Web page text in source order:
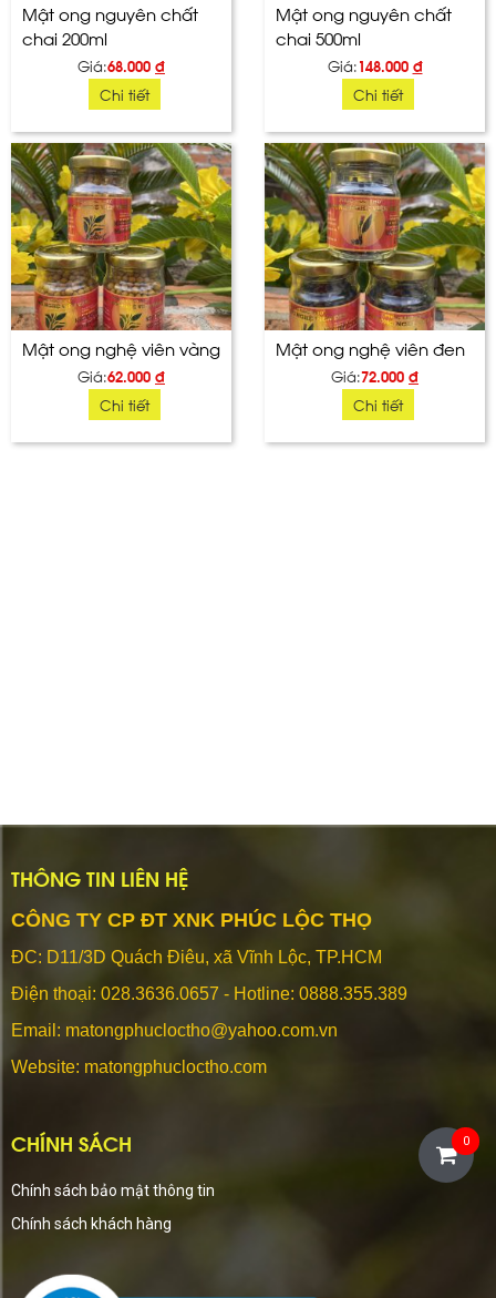
Mật ong nguyên chất
chai 200ml
Giá:68.000 đ
Chi tiết
Mật ong nguyên chất
chai 500ml
Giá:148.000 đ
Chi tiết
Mật ong nghệ viên vàng
Giá:62.000 đ
Chi tiết
Mật ong nghệ viên đen
Giá:72.000 đ
Chi tiết
THÔNG TIN LIÊN HỆ
CÔNG TY CP ĐT XNK PHÚC LỘC THỌ
ĐC: D11/3D Quách Điêu, xã Vĩnh Lộc, TP.HCM
Điện thoại: 028.3636.0657 - Hotline: 0888.355.389
Email: matongphucloctho@yahoo.com.vn
Website: matongphucloctho.com
CHÍNH SÁCH
Chính sách bảo mật thông tin
Chính sách khách hàng
0